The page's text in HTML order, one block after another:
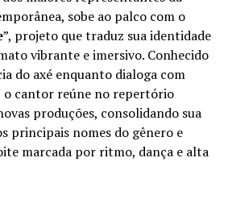
sobe ao palco com o
”, projeto que traduz sua identidade
vibrante e imersivo. Conhecido
do axé enquanto dialoga com
o cantor reúne no repertório
produções, consolidando sua
principais nomes do gênero e
marcada por ritmo, dança e alta